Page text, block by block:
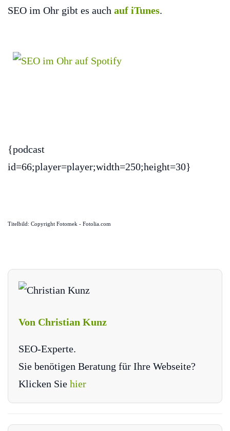
SEO im Ohr gibt es auch auf iTunes.
{podcast
id=66;player=player;width=250;height=30}
Titelbild: Copyright Fotomek - Fotolia.com
Von Christian Kunz
SEO-Experte.
Sie benötigen Beratung für Ihre Webseite?
Klicken Sie hier